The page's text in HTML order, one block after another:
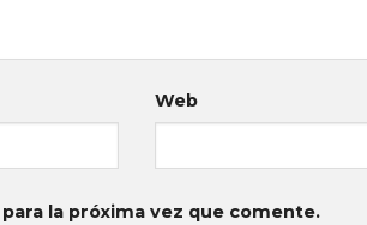
Web
la próxima vez que comente.